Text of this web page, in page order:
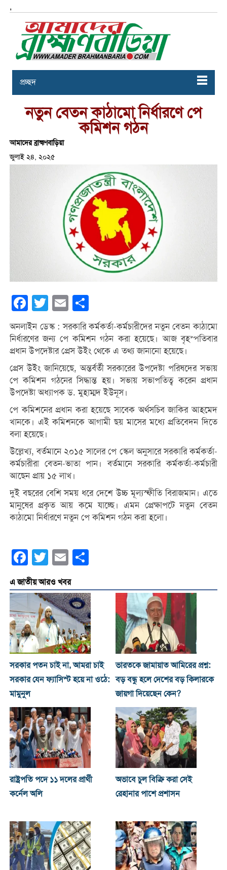
,
প্রচ্ছদ
নতুন বেতন কাঠামো নির্ধারণে পে
কমিশন গঠন
আমাদের ব্রাহ্মণবাড়িয়া
জুলাই ২৪, ২০২৫
Facebook
Twitter Email
অনলাইন ডেস্ক : সরকারি কর্মকর্তা-কর্মচারীদের নতুন বেতন কাঠামো
নির্ধারণের জন্য পে কমিশন গঠন করা হয়েছে। আজ বৃহস্পতিবার
প্রধান উপদেষ্টার প্রেস উইং থেকে এ তথ্য জানানো হয়েছে।
প্রেস উইং জানিয়েছে, অন্তর্বর্তী সরকারের উপদেষ্টা পরিষদের সভায়
পে কমিশন গঠনের সিদ্ধান্ত হয়। সভায় সভাপতিত্ব করেন প্রধান
উপদেষ্টা অধ্যাপক ড. মুহাম্মদ ইউনূস।
পে কমিশনের প্রধান করা হয়েছে সাবেক অর্থসচিব জাকির আহমেদ
খানকে। এই কমিশনকে আগামী ছয় মাসের মধ্যে প্রতিবেদন দিতে
বলা হয়েছে।
উল্লেখ্য, বর্তমানে ২০১৫ সালের পে স্কেল অনুসারে সরকারি কর্মকর্তা-
কর্মচারীরা বেতন-ভাতা পান। বর্তমানে সরকারি কর্মকর্তা-কর্মচারী
আছেন প্রায় ১৫ লাখ।
দুই বছরের বেশি সময় ধরে দেশে উচ্চ মূল্যস্ফীতি বিরাজমান। এতে
মানুষের প্রকৃত আয় কমে যাচ্ছে। এমন প্রেক্ষাপটে নতুন বেতন
কাঠামো নির্ধারণে নতুন পে কমিশন গঠন করা হলো।
Facebook
Twitter Email
এ জাতীয় আরও খবর
সরকার পতন চাই না, আমরা চাই
সরকার যেন ফ্যাসিস্ট হয়ে না ওঠে:
মামুনুল
ভারতকে জামায়াত আমিরের প্রশ্ন:
বড় বন্ধু হলে দেশের বড় কিলারকে
জায়গা দিয়েছেন কেন?
রাষ্ট্রপতি পদে ১১ দলের প্রার্থী
কর্নেল অলি
অভাবে চুল বিক্রি করা সেই
রেহানার পাশে প্রশাসন